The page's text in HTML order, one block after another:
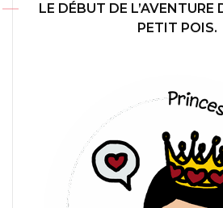
LE DÉBUT DE L’AVENTURE
PETIT POIS.